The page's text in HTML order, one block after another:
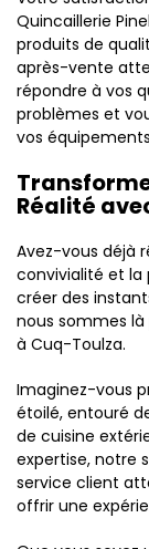
Quincaillerie
produits de
après-vente
répondre à vos
problèmes et
vos
Réalité
Avez-vous déjà
convivialité et la
créer des
nous sommes
à Cuq-Toulza.
Imaginez-vous
étoilé, entouré
de cuisine
expertise, notre
service client
offrir une